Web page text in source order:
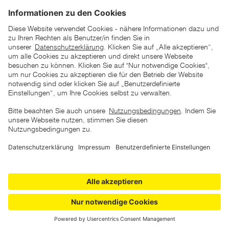
*der "statt"-Preis ist der niedrigste von uns in den letzten 30
Tagen vor Beginn dieser Aktion verlangte Preis
unter den UVP Preisen auf dieser Website sind die
zu verstehen
Copyright © 2026 ZGONC. Alle Rechte vorbehalten.